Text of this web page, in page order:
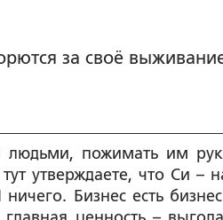
за своё
людьми, пожимать им
утверждаете, что Си –
Бизнес есть